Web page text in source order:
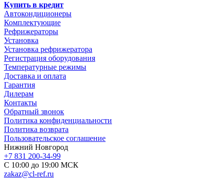
Купить в кредит
Автокондиционеры
Комплектующие
Рефрижераторы
Установка
Установка рефрижератора
Регистрация оборудования
Температурные режимы
Доставка и оплата
Гарантия
Дилерам
Контакты
Обратный звонок
Политика конфиденциальности
Политика возврата
Пользовательское соглашение
Нижний Новгород
+7 831 200-34-99
С 10:00 до 19:00 МСК
zakaz@cl-ref.ru